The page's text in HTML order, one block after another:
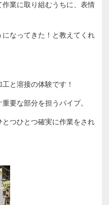
業に取り組むうちに、表情
なってきた！と教えてくれ
と溶接の体験です！
要な部分を担うパイプ。
つひとつ確実に作業をされ